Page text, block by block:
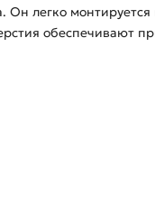
Он легко
обеспечивают